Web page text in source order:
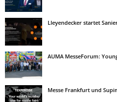
Lleyendecker startet
AUMA MesseForum:
Messe Frankfurt und